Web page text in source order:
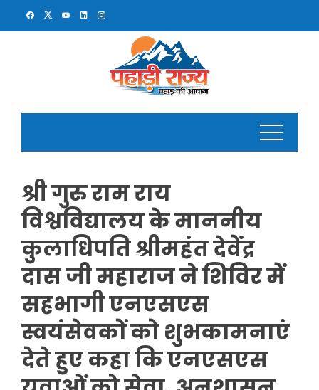
श्री गुरु राम राय
विश्वविद्यालय के माननीय
कुलाधिपति श्रीमहंत देवेंद्र
दास जी महाराज ने शिविर में
सहभागी एनएसएस
स्वयंसेवकों को शुभकामनाएं
देते हुए कहा कि एनएसएस